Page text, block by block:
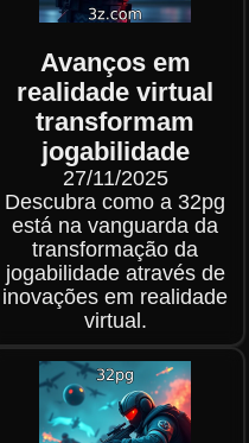
Avanços em
realidade virtual
transformam
jogabilidade
27/11/2025
Descubra como a 32pg
está na vanguarda da
transformação da
jogabilidade através de
inovações em realidade
virtual.